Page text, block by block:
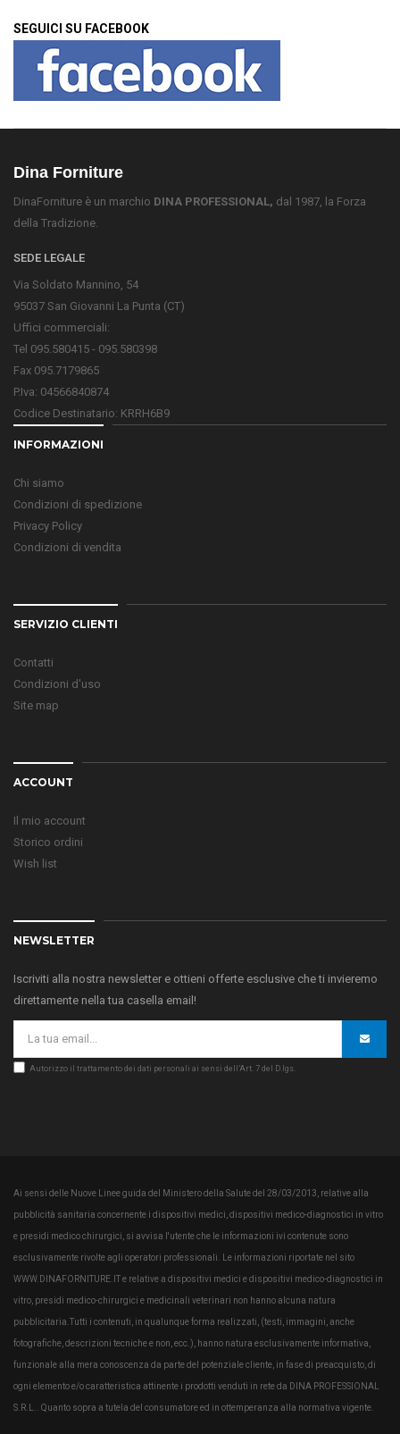
SEGUICI SU FACEBOOK
Dina Forniture
DinaForniture è un marchio DINA PROFESSIONAL, dal 1987, la Forza
della Tradizione.
SEDE LEGALE
Via Soldato Mannino, 54
95037 San Giovanni La Punta (CT)
Uffici commerciali:
Tel 095.580415 - 095.580398
Fax 095.7179865
P.Iva: 04566840874
Codice Destinatario: KRRH6B9
INFORMAZIONI
Chi siamo
Condizioni di spedizione
Privacy Policy
Condizioni di vendita
SERVIZIO CLIENTI
Contatti
Condizioni d'uso
Site map
ACCOUNT
Il mio account
Storico ordini
Wish list
NEWSLETTER
Iscriviti alla nostra newsletter e ottieni offerte esclusive che ti invieremo
direttamente nella tua casella email!
Autorizzo il trattamento dei dati personali ai sensi dell’Art. 7 del D.lgs.
Ai sensi delle Nuove Linee guida del Ministero della Salute del 28/03/2013, relative alla
pubblicità sanitaria concernente i dispositivi medici, dispositivi medico-diagnostici in vitro
e presidi medico chirurgici, si avvisa l'utente che le informazioni ivi contenute sono
esclusivamente rivolte agli operatori professionali. Le informazioni riportate nel sito
WWW.DINAFORNITURE.IT e relative a dispositivi medici e dispositivi medico-diagnostici in
vitro, presidi medico-chirurgici e medicinali veterinari non hanno alcuna natura
pubblicitaria.Tutti i contenuti, in qualunque forma realizzati, (testi, immagini, anche
fotografiche, descrizioni tecniche e non, ecc.), hanno natura esclusivamente informativa,
funzionale alla mera conoscenza da parte del potenziale cliente, in fase di preacquisto, di
ogni elemento e/o caratteristica attinente i prodotti venduti in rete da DINA PROFESSIONAL
S.R.L.. Quanto sopra a tutela del consumatore ed in ottemperanza alla normativa vigente.